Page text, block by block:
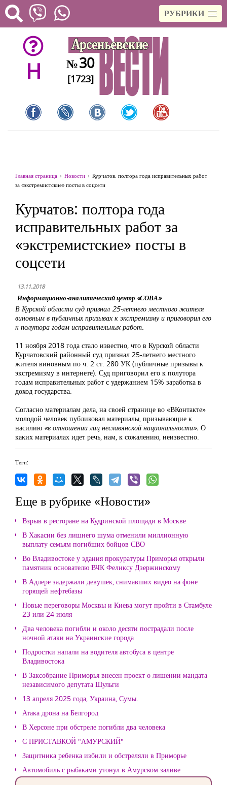
РУБРИКИ
H №30
[1723]
Главная страница Новости
Курчатов: полтора года исправительных работ
за «экстремистские» посты в соцсети
Курчатов: полтора года
исправительных работ за
«экстремистские» посты в
соцсети
13.11.2018
Информационно-аналитический центр «СОВА»
В Курской области суд признал 25-летнего местного жителя
виновным в публичных призывах к экстремизму и приговорил его
к полутора годам исправительных работ.
11 ноября 2018 года стало известно, что в Курской области
Курчатовский районный суд признал 25-летнего местного
жителя виновным по ч. 2 ст. 280 УК (публичные призывы к
экстремизму в интернете). Суд приговорил его к полутора
годам исправительных работ с удержанием 15% заработка в
доход государства.
Согласно материалам дела, на своей странице во «ВКонтакте»
молодой человек публиковал материалы, призывающие к
насилию «в отношении лиц неславянской национальности». О
каких материалах идет речь, нам, к сожалению, неизвестно.
Теги:
Еще в рубрике «Новости»
Взрыв в ресторане на Кудринской площади в Москве
В Хакасии без лишнего шума отменили миллионную
выплату семьям погибших бойцов СВО
Во Владивостоке у здания прокуратуры Приморья открыли
памятник основателю ВЧК Феликсу Дзержинскому
В Адлере задержали девушек, снимавших видео на фоне
горящей нефтебазы
Новые переговоры Москвы и Киева могут пройти в Стамбуле
23 или 24 июля
Два человека погибли и около десяти пострадали после
ночной атаки на Украинские города
Подростки напали на водителя автобуса в центре
Владивостока
В Заксобрание Приморья внесен проект о лишении мандата
независимого депутата Шульги
13 апреля 2025 года, Украина, Сумы.
Атака дрона на Белгород
В Херсоне при обстреле погибли два человека
С ПРИСТАВКОЙ "АМУРСКИЙ"
Защитника ребенка избили и обстреляли в Приморье
Автомобиль с рыбаками утонул в Амурском заливе